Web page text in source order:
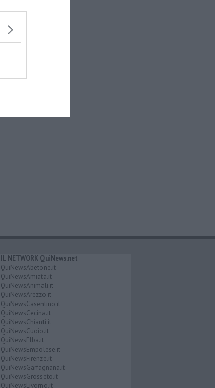
IL NETWORK QuiNews.net
QuiNewsAbetone.it
QuiNewsAmiata.it
QuiNewsAnimali.it
QuiNewsArezzo.it
QuiNewsCasentino.it
QuiNewsCecina.it
QuiNewsChianti.it
QuiNewsCuoio.it
QuiNewsElba.it
QuiNewsEmpolese.it
QuiNewsFirenze.it
QuiNewsGarfagnana.it
QuiNewsGrosseto.it
QuiNewsLivorno.it